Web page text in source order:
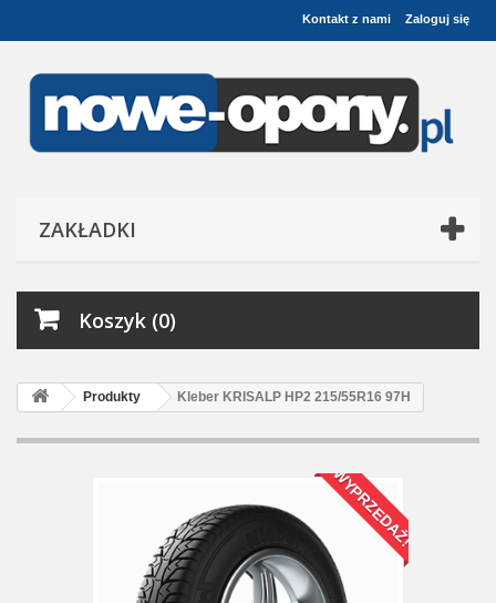
Zaloguj się
Kontakt z nami
ZAKŁADKI
Koszyk (0)
Produkty Kleber KRISALP HP2 215/55R16 97H
WYPRZEDAŻ!